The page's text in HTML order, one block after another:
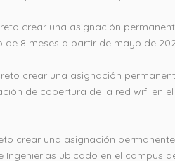
crear una asignación
8 meses a partir de mayo de
crear una asignación
de cobertura de la red wifi en el
crear una asignación permanente
ubicado en el campus